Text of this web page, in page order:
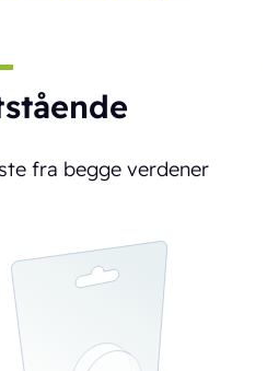
fra begge verdener